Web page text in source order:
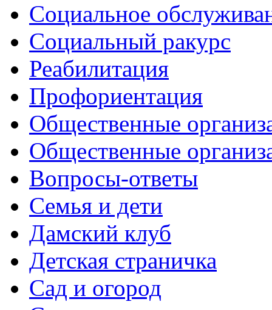
Социальное
Социальный ракурс
Реабилитация
Профориентация
Общественные
Общественные
Вопросы-ответы
Семья и дети
Дамский клуб
Детская страничка
Сад и огород